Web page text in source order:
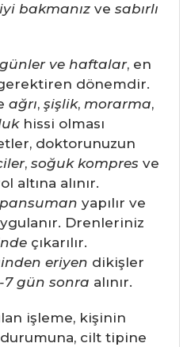
bakmanızve sabırlı
ve haftalar, en
dönemdir.
ağrı, şişlik, morarma,
hissi olması
doktorunuzun
, soğuk kompres ve
altına alınır.
pansuman yapılır ve
Drenleriniz
çıkarılır.
eriyen dikişler
7 gün sonra alınır.
işleme, kişinin
durumuna, cilt tipine